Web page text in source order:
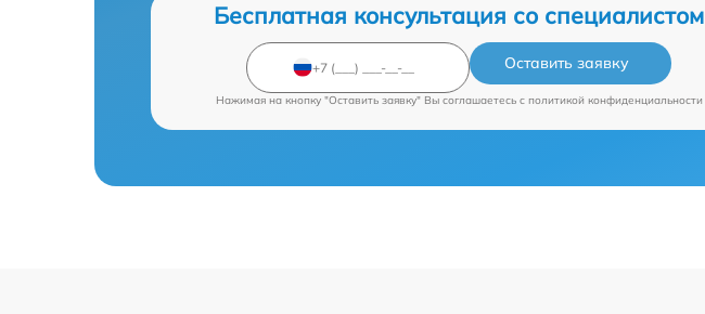
Бесплатная консультация со специалистом
Оставить заявку
Нажимая на кнопку "Оставить заявку" Вы соглашаетесь c политикой конфиденциальности